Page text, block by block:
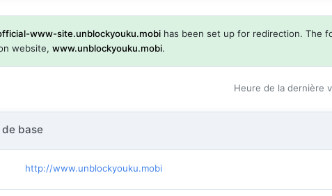
www-site.unblockyouku.mobi has been set up for redirection. The
website,www.unblockyouku.mobi.
Heure de la dernière
base
http://www.unblockyouku.mobi